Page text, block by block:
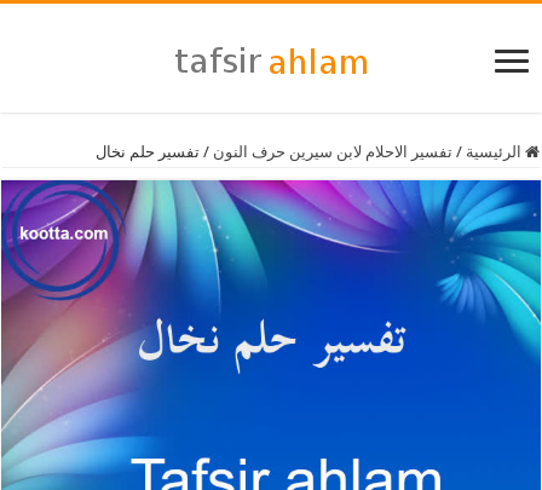
الرئيسية / تفسير الاحلام لابن سيرين حرف النون / تفسير حلم نخال